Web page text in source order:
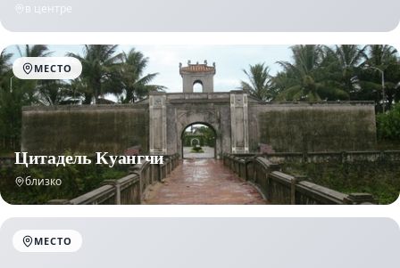
в центре
МЕСТО
Цитадель Куангчи
близко
МЕСТО